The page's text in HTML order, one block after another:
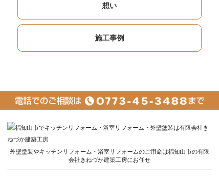
想い
施工事例
外壁塗装やキッチンリフォーム・浴室リフォームのご用命は福知山市の有限
会社きねづか建築工房にお任せ